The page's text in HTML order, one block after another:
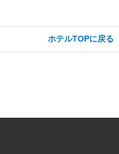
ホテルTOPに戻る